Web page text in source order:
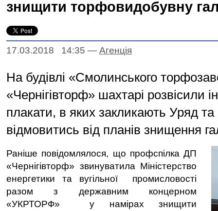
знищити торфовидобувну
17.03.2018 14:35 — Агенцiя
На будівлі «Смолинського
«Чернігівторф» шахтарі розвісили
плакати, в яких закликають Уряд
відмовитись від планів знищення
Раніше повідомлялося, що профспілка ДП
«Чернігівторф» звинуватила Міністерство
енергетики та вугільної промисловості
разом з державним концерном
«УКРТОРФ» у намірах знищити